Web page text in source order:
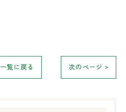
一覧に戻る 次のページ >